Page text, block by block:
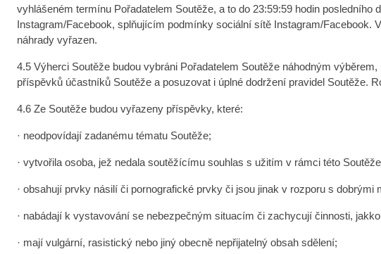
vyhlášeném termínu Pořadatelem Soutěže, a to do 23:59:59 hodin
Instagram/Facebook, splňujícím podmínky sociální sítě Instagram/Facebook.
náhrady vyřazen.
4.5 Výherci Soutěže budou vybráni Pořadatelem Soutěže náhodným
příspěvků účastníků Soutěže a posuzovat i úplné dodržení pravidel Soutěže.
4.6 Ze Soutěže budou vyřazeny příspěvky, které:
· neodpovídají zadanému tématu Soutěže;
· vytvořila osoba, jež nedala soutěžícímu souhlas s užitím v rámci této
· obsahují prvky násilí či pornografické prvky či jsou jinak v rozporu s dobrými
· nabádají k vystavování se nebezpečným situacím či zachycují činnosti,
· mají vulgární, rasistický nebo jiný obecně nepřijatelný obsah sdělení;